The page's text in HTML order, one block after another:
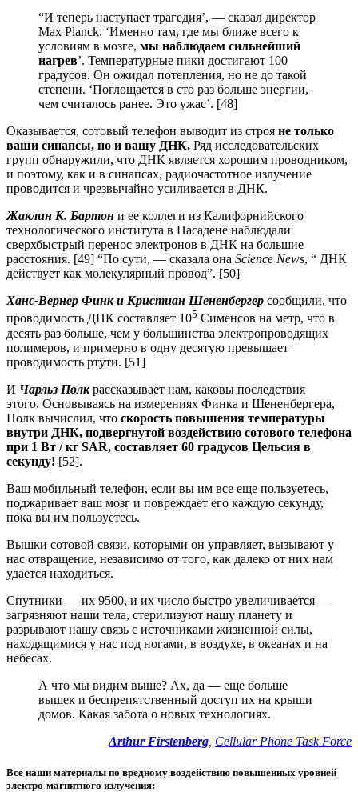
“И теперь наступает трагедия’, — сказал директор
Max Planck. ‘Именно там, где мы ближе всего к
условиям в мозге, мы наблюдаем сильнейший
нагрев’. Температурные пики достигают 100
градусов. Он ожидал потепления, но не до такой
степени. ‘Поглощается в сто раз больше энергии,
чем считалось ранее. Это ужас’. [48]
Оказывается, сотовый телефон выводит из строя не только
ваши синапсы, но и вашу ДНК. Ряд исследовательских
групп обнаружили, что ДНК является хорошим проводником,
и поэтому, как и в синапсах, радиочастотное излучение
проводится и чрезвычайно усиливается в ДНК.
Жаклин К. Бартон и ее коллеги из Калифорнийского
технологического института в Пасадене наблюдали
сверхбыстрый перенос электронов в ДНК на большие
расстояния. [49] “По сути, — сказала она Science News, “ ДНК
действует как молекулярный провод”. [50]
Ханс-Вернер Финк и Кристиан Шененбергер сообщили, что
проводимость ДНК составляет 105 Сименсов на метр, что в
десять раз больше, чем у большинства электропроводящих
полимеров, и примерно в одну десятую превышает
проводимость ртути. [51]
И Чарльз Полк рассказывает нам, каковы последствия
этого. Основываясь на измерениях Финка и Шененбергера,
Полк вычислил, что скорость повышения температуры
внутри ДНК, подвергнутой воздействию сотового телефона
при 1 Вт / кг SAR, составляет 60 градусов Цельсия в
секунду! [52].
Ваш мобильный телефон, если вы им все еще пользуетесь,
поджаривает ваш мозг и повреждает его каждую секунду,
пока вы им пользуетесь.
Вышки сотовой связи, которыми он управляет, вызывают у
нас отвращение, независимо от того, как далеко от них нам
удается находиться.
Спутники — их 9500, и их число быстро увеличивается —
загрязняют наши тела, стерилизуют нашу планету и
разрывают нашу связь с источниками жизненной силы,
находящимися у нас под ногами, в воздухе, в океанах и на
небесах.
А что мы видим выше? Ах, да — еще больше
вышек и беспрепятственный доступ их на крыши
домов. Какая забота о новых технологиях.
Arthur Firstenberg Cellular Phone Task Force
Все наши материалы по вредному воздействию повышенных уровней
электро-магнитного излучения: